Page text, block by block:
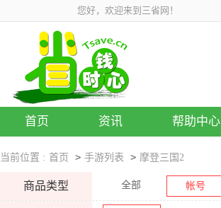
您好，欢迎来到三省网！
首页 资讯 帮助中心
当前位置 : 首页 > 手游列表 > 摩登三国2
商品类型 全部 帐号